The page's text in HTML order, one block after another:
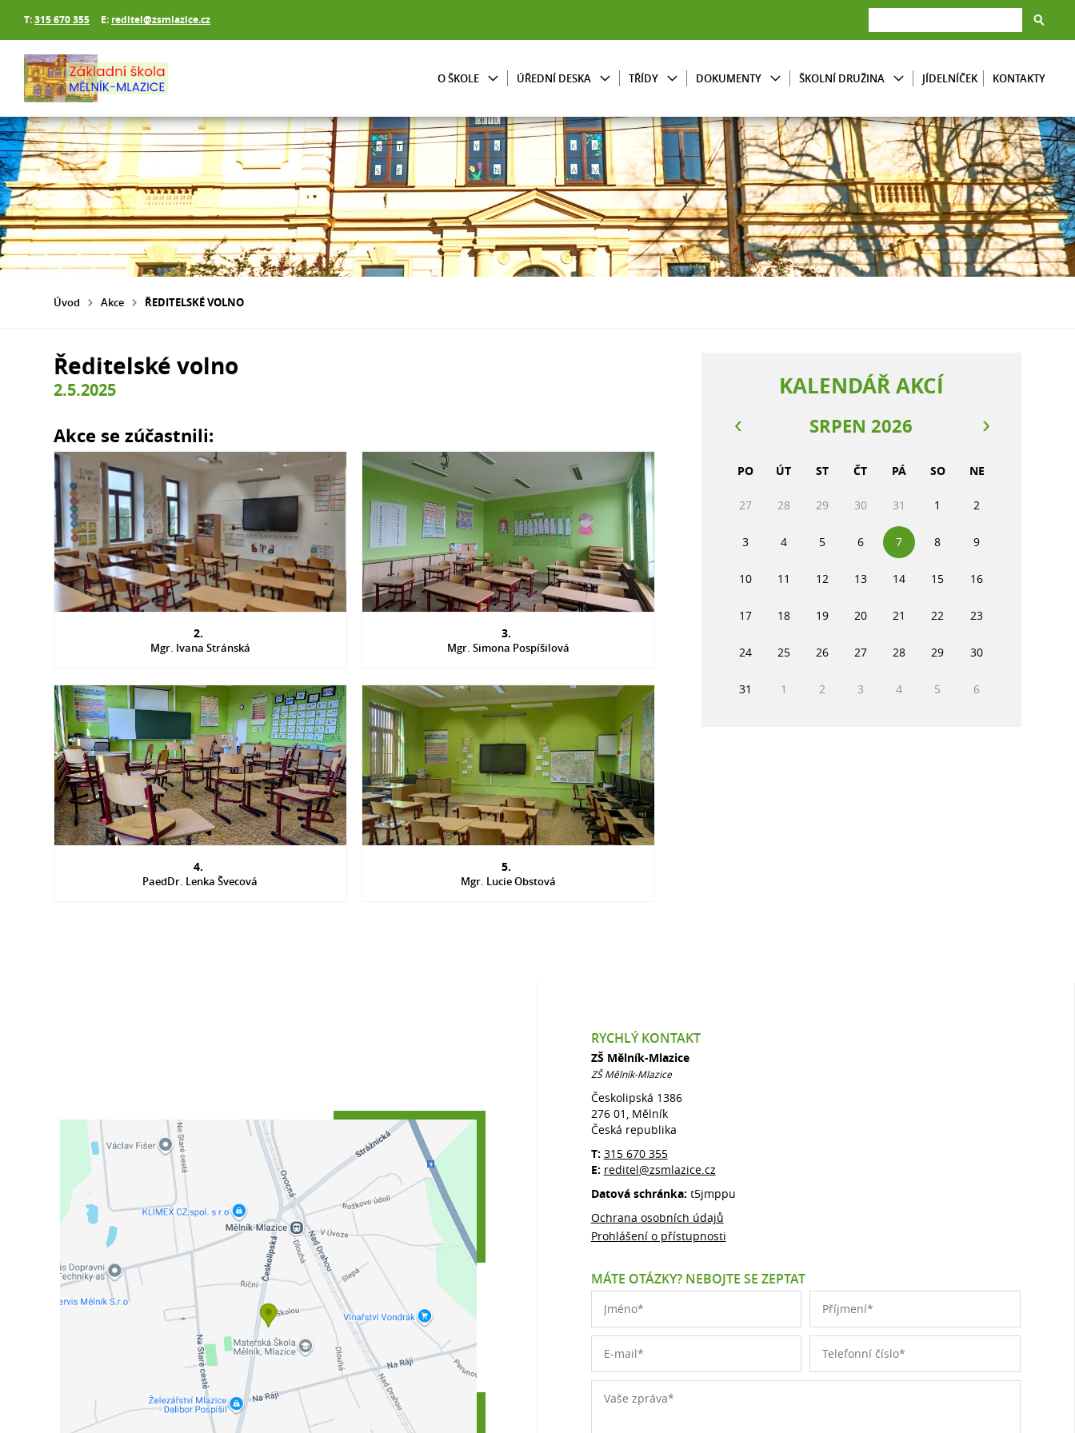
T:315 670 355 E: reditel@zsmlazice.cz
O ŠKOLE ÚŘEDNÍ DESKA TŘÍDY DOKUMENTY ŠKOLNÍ DRUŽINA JÍDELNÍČEK KONTAKTY
Úvod Akce ŘEDITELSKÉ VOLNO
Ředitelské volno
2.5.2025
Akce se zúčastnili:
2.
Mgr. Ivana Stránská
3.
Mgr. Simona Pospíšilová
4.
PaedDr. Lenka Švecová
5.
Mgr. Lucie Obstová
KALENDÁŘ AKCÍ
SRPEN 2026
PO ÚT ST ČT PÁ SO NE
27 28 29 30 31 1 2
3 4 5 6 7 8 9
10 11 12 13 14 15 16
17 18 19 20 21 22 23
24 25 26 27 28 29 30
31 1 2 3 4 5 6
RYCHLÝ KONTAKT
ZŠ Mělník-Mlazice
ZŠ Mělník-Mlazice
Českolipská 1386
276 01, Mělník
Česká republika
T: 315 670 355
E: reditel@zsmlazice.cz
Datová schránka: t5jmppu
Ochrana osobních údajů
Prohlášení o přístupnosti
MÁTE OTÁZKY? NEBOJTE SE ZEPTAT